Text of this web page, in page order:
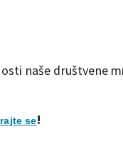
naše društvene
se!